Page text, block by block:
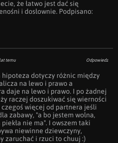
że łatwo jest dać się
i dosłownie. Podpisano:
temu Odpowiedz
hipoteza dotyczy różnic między
na lewo i prawo a
daje na lewo i prawo. I po żadnej
raczej doszukiwać się wierności
więcej od partnera jeśli
zabawy, "a bo jestem wolna,
nie ma". I owszem taki
niewinne dziewczyny,
zaruchać i rzuci to chuuj :)